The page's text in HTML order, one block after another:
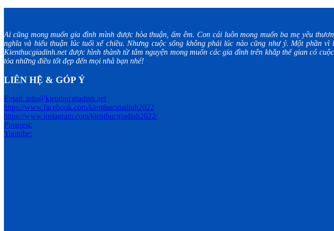
Ai cũng mong muốn gia đình mình được hòa thuận, ấm êm. Con cái luôn mong muốn ba mẹ yêu
nghĩa và hiếu thuận lúc tuổi xế chiều. Nhưng cuộc sống không phải lúc nào cũng như ý. Một phần
Kienthucgiadinh.net được hình thành từ tâm nguyện mong muốn các gia đình trên khắp thế gian có
tỏa những điều tốt đẹp đến mọi nhà bạn nhé!
LIÊN HỆ & GÓP Ý
Email: info@kienthucgiadinh.net
https://www.facebook.com/kienthucgiadinh2022
https://www.instagram.com/kienthucgiadinh2022/
Pinterest:
Youtube: